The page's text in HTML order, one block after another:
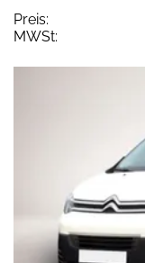
Preis:
MWSt: